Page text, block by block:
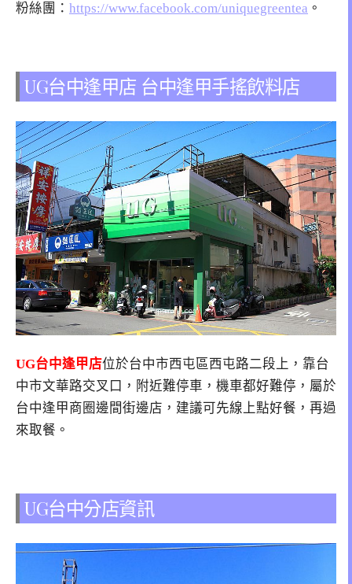
粉絲團： https://www.facebook.com/uniquegreentea 。
UG台中逢甲店 台中逢甲手搖飲料店
UG台中逢甲店位於台中市西屯區西屯路二段上，靠台
中市文華路交叉口，附近難停車，機車都好難停，屬於
台中逢甲商圈邊間街邊店，建議可先線上點好餐，再過
來取餐。
UG台中分店資訊